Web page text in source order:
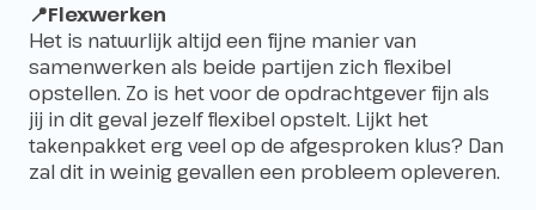
📍Flexwerken
Het is natuurlijk altijd een fijne manier van
samenwerken als beide partijen zich flexibel
opstellen. Zo is het voor de opdrachtgever fijn als
jij in dit geval jezelf flexibel opstelt. Lijkt het
takenpakket erg veel op de afgesproken klus? Dan
zal dit in weinig gevallen een probleem opleveren.